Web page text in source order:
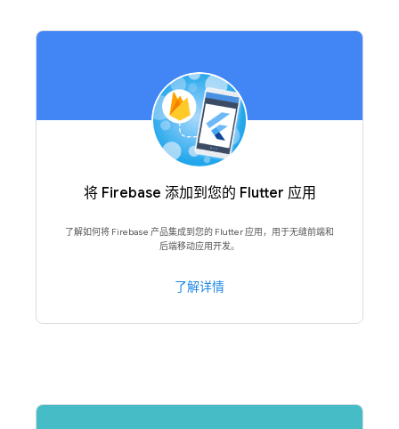
将 Firebase 添加到您的 Flutter 应用
了解如何将 Firebase 产品集成到您的 Flutter 应用，用于无缝前端和
后端移动应用开发。
了解详情